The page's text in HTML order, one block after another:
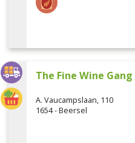
The Fine Wine Gang
A. Vaucampslaan, 110
1654 - Beersel